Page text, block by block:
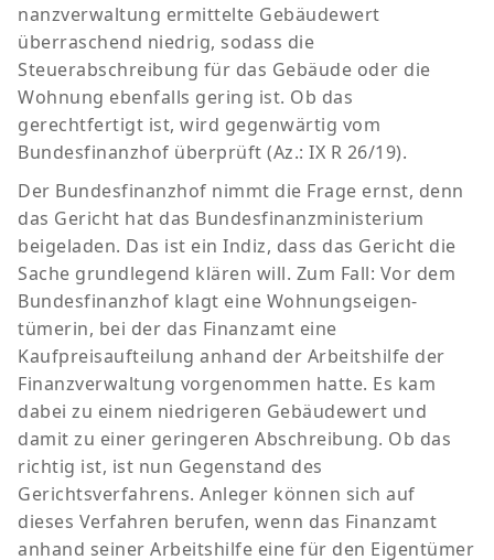
nanzverwaltung ermittelte Gebäudewert
überraschend niedrig, sodass die
Steuerabschreibung für das Gebäude oder die
Wohnung ebenfalls gering ist. Ob das
gerechtfertigt ist, wird gegenwärtig vom
Bundesfinanzhof überprüft (Az.: IX R 26/19).
Der Bundesfinanzhof nimmt die Frage ernst, denn
das Gericht hat das Bundesfinanzministerium
beigeladen. Das ist ein Indiz, dass das Gericht die
Sache grundlegend klären will. Zum Fall: Vor dem
Bundesfinanzhof klagt eine Wohnungseigen-
tümerin, bei der das Finanzamt eine
Kaufpreisaufteilung anhand der Arbeitshilfe der
Finanzverwaltung vorgenommen hatte. Es kam
dabei zu einem niedrigeren Gebäudewert und
damit zu einer geringeren Abschreibung. Ob das
richtig ist, ist nun Gegenstand des
Gerichtsverfahrens. Anleger können sich auf
dieses Verfahren berufen, wenn das Finanzamt
anhand seiner Arbeitshilfe eine für den Eigentümer